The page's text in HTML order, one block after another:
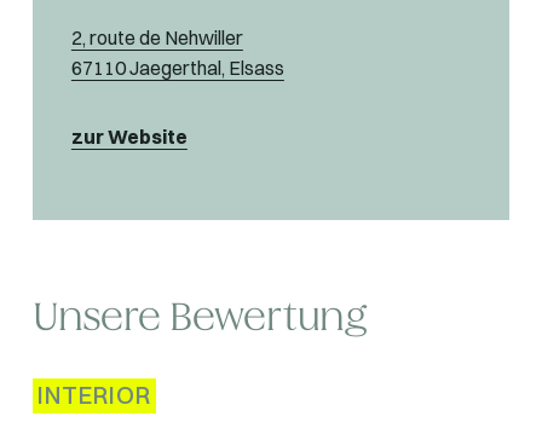
2, route de Nehwiller
67110 Jaegerthal, Elsass
zur Website
Unsere Bewertung
INTERIOR